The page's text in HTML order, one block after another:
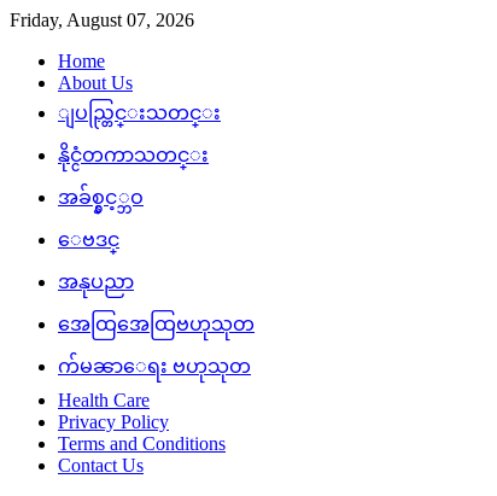
Skip
content
Friday, August 07, 2026
Home
About Us
ျပည္တြင္းသတင္း
နိုင္ငံတကာသတင္း
အခ်စ္နွင့္ဘဝ
ေဗဒင္
အနုပညာ
အေထြအေထြဗဟုသုတ
က်မၼာေရး ဗဟုသုတ
Health Care
Privacy Policy
Terms and Conditions
Contact Us